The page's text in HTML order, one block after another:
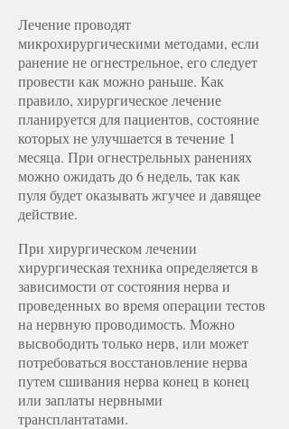
Лечение проводят
микрохирургическими методами, если
ранение не огнестрельное, его следует
провести как можно раньше. Как
правило, хирургическое лечение
планируется для пациентов, состояние
которых не улучшается в течение 1
месяца. При огнестрельных ранениях
можно ожидать до 6 недель, так как
пуля будет оказывать жгучее и давящее
действие.
При хирургическом лечении
хирургическая техника определяется в
зависимости от состояния нерва и
проведенных во время операции тестов
на нервную проводимость. Можно
высвободить только нерв, или может
потребоваться восстановление нерва
путем сшивания нерва конец в конец
или заплаты нервными
трансплантатами.